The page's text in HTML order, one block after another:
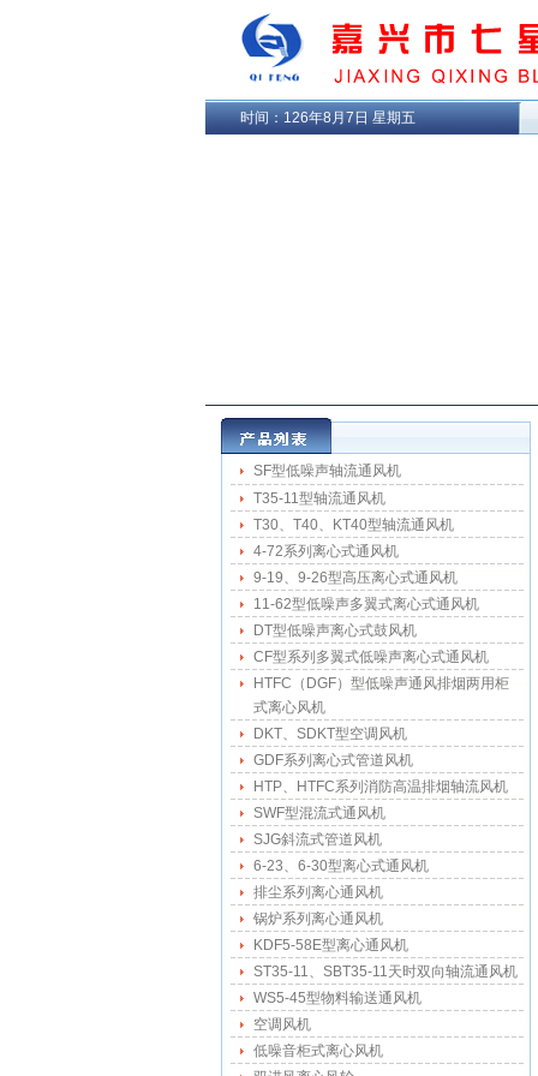
时间： 126年8月7日 星期五
SF型低噪声轴流通风机
T35-11型轴流通风机
T30、T40、KT40型轴流通风机
4-72系列离心式通风机
9-19、9-26型高压离心式通风机
11-62型低噪声多翼式离心式通风机
DT型低噪声离心式鼓风机
CF型系列多翼式低噪声离心式通风机
HTFC（DGF）型低噪声通风排烟两用柜
式离心风机
DKT、SDKT型空调风机
GDF系列离心式管道风机
HTP、HTFC系列消防高温排烟轴流风机
SWF型混流式通风机
SJG斜流式管道风机
6-23、6-30型离心式通风机
排尘系列离心通风机
锅炉系列离心通风机
KDF5-58E型离心通风机
ST35-11、SBT35-11天时双向轴流通风机
WS5-45型物料输送通风机
空调风机
低噪音柜式离心风机